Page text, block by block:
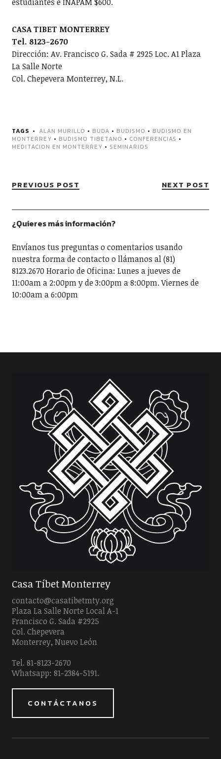
CASA TIBET MONTERREY
Tel. 8123-2670
Dirección: Av. Francisco G. Sada # 2925 Loc. A1 Plaza
La Salle Norte
Col. Chepevera Monterrey, N.L.
TAGS ALAN MURILLO • BUDA • BUDISMO • BUDISMO EN
MONTERREY • BUDISMO TIBETANO • CONFERENCIAS •
MEDITACION EN MONTERREY • SEMINARIOS
PREVIOUS POST NEXT POST
¿Quieres más información?
Envíanos tus preguntas o comentarios usando
nuestra forma de contacto o llámanos al (81)
8123.2670 Horario de Oficina: Lunes a jueves de
11:00am a 2:00pm y de 3:00pm a 8:00pm. Viernes de
10:00am a 6:00pm
Casa Tíbet Monterrey
contacto@casatibetmty.org
Plaza La Salle Norte Local A-1
Francisco G. Sada #2925
Col. Chepevera
Monterrey, Nuevo León
Tel. 81-8123-2670
Whatsapp: 81-2384-5191.
CONTÁCTANOS